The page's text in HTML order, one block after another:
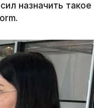
назначить такое